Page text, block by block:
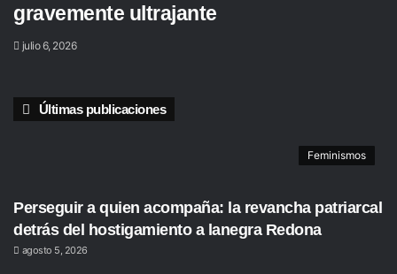
gravemente ultrajante
julio 6, 2026
Últimas publicaciones
Feminismos
Perseguir a quien acompaña: la revancha patriarcal
detrás del hostigamiento a lanegra Redona
agosto 5, 2026